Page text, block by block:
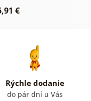
€
Rýchle dodanie
do pár dní u Vás